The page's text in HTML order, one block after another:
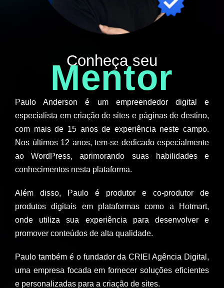
Conheça seu
Mentor
Paulo Anderson é um empreendedor digital e
especialista em criação de sites e páginas de destino,
com mais de 15 anos de experiência neste campo.
Nos últimos 12 anos, tem-se dedicado especialmente
ao WordPress, aprimorando suas habilidades e
conhecimentos nesta plataforma.
Além disso, Paulo é produtor e co-produtor de
produtos digitais em plataformas como a Hotmart,
onde utiliza sua experiência para desenvolver e
promover conteúdos de alta qualidade.
Paulo também é o fundador da CRIEI Agência Digital,
uma empresa focada em fornecer soluções eficientes
e personalizadas para a criação de sites.